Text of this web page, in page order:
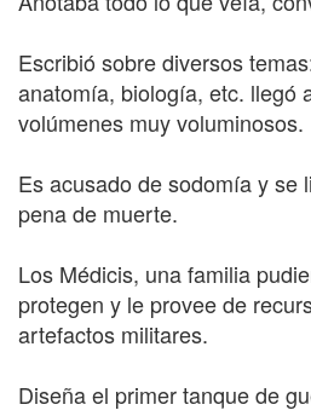
Escribió sobre diversos
anatomía, biología, etc. llegó
volúmenes muy voluminosos.
Es acusado de sodomía y se
pena de muerte.
Los Médicis, una familia
protegen y le provee de
artefactos militares.
Diseña el primer tanque de